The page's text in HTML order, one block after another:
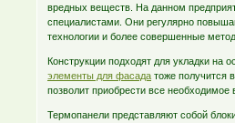
вредных веществ. На данном
специалистами. Они регулярно
технологии и более совершенные
Конструкции подходят для укладки на
элементы для фасада тоже получится
позволит приобрести все необходимое
Термопанели представляют собой